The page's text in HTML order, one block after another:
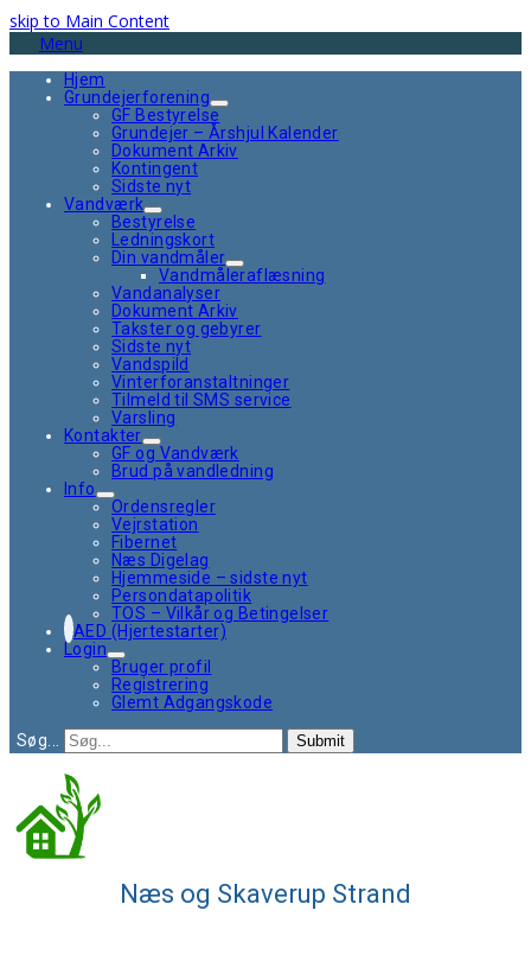
skip to Main Content
Menu
Hjem
Grundejerforening
GF Bestyrelse
Grundejer – Årshjul Kalender
Dokument Arkiv
Kontingent
Sidste nyt
Vandværk
Bestyrelse
Ledningskort
Din vandmåler
Vandmåleraflæsning
Vandanalyser
Dokument Arkiv
Takster og gebyrer
Sidste nyt
Vandspild
Vinterforanstaltninger
Tilmeld til SMS service
Varsling
Kontakter
GF og Vandværk
Brud på vandledning
Info
Ordensregler
Vejrstation
Fibernet
Næs Digelag
Hjemmeside – sidste nyt
Persondatapolitik
TOS – Vilkår og Betingelser
AED (Hjertestarter)
Login
Bruger profil
Registrering
Glemt Adgangskode
Søg...
Submit
Næs og Skaverup Strand